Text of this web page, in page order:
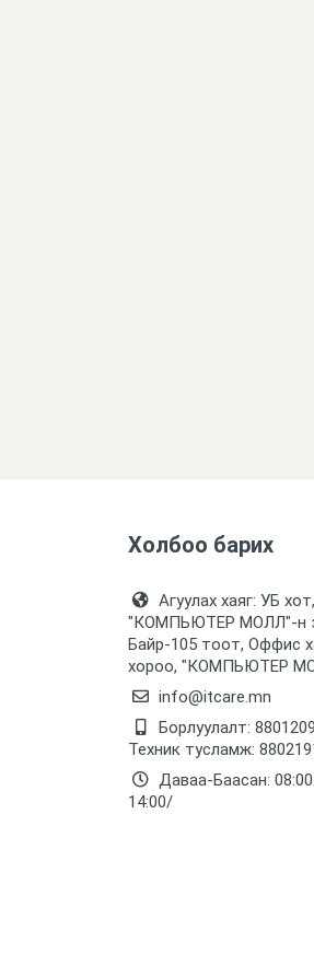
Холбоо барих
Агуулах хаяг: УБ
"КОМПЬЮТЕР МОЛЛ᠌"-н
Байр-105 тоот, Оффис
хороо, "КОМПЬЮТЕР
info@itcare.mn
Борлуулалт:
Техник тусламж:
Даваа-Баасан:
14:00/